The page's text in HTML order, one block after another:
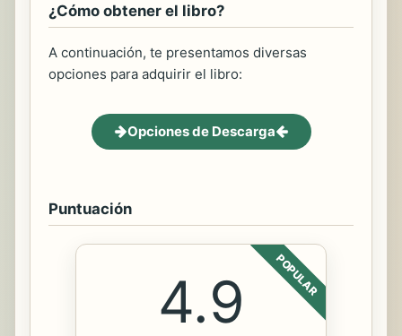
¿Cómo obtener el libro?
A continuación, te presentamos diversas
opciones para adquirir el libro:
Opciones de Descarga
Puntuación
POPULAR
4.9